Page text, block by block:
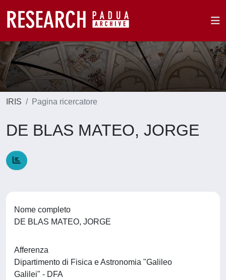
IRIS Pagina ricercatore
DE BLAS MATEO, JORGE
Nome completo
DE BLAS MATEO, JORGE
Afferenza
Dipartimento di Fisica e Astronomia "Galileo
Galilei" - DFA